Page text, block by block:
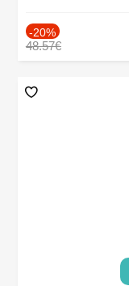
-20%
48.57€